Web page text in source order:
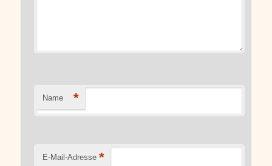
Name *
E-Mail-Adresse *